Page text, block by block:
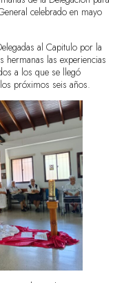
celebrado en mayo
al Capitulo por la
hermanas las experiencias
a los que se llegó
próximos seis años.